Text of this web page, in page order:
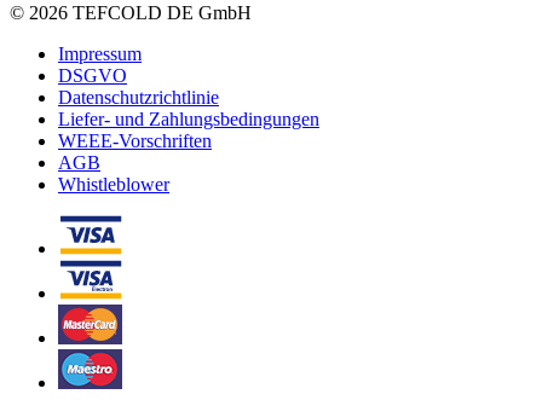
© 2026 TEFCOLD DE GmbH
Impressum
DSGVO
Datenschutzrichtlinie
Liefer- und Zahlungsbedingungen
WEEE-Vorschriften
AGB
Whistleblower